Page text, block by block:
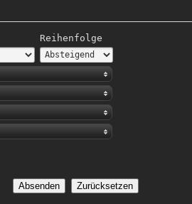
Reihenfolge